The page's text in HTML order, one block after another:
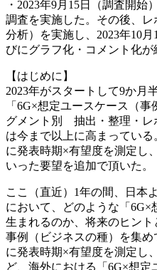
・2023年9月15日（調査開始
調査を実施した。その後、
分析）を実施し、2023年10
びにグラフ化・コメント化が
【はじめに】
2023年がスタートして9か月
「6G×想定ユースケース（
グメント別 抽出・整理・レ
は今まで以上に高まってい
に発表時期×有望度を測定し
いった要望を追加で頂いた。
ここ（直近）1年の間、日本
において、どのような「
生まれるのか、将来のヒン
事例（ビジネスの種）を集
に発表時期×有望度を測定し
ど、海外における「6G×想